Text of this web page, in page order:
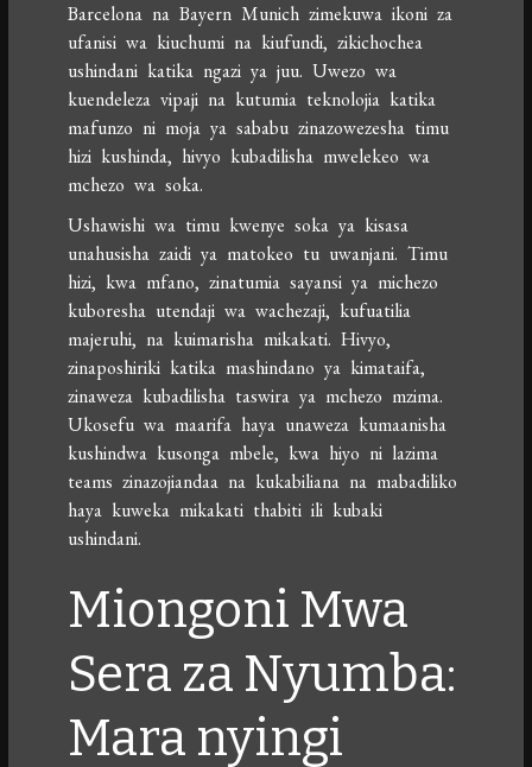
Barcelona na Bayern Munich zimekuwa ikoni za
ufanisi wa kiuchumi na kiufundi, zikichochea
ushindani katika ngazi ya juu. Uwezo wa
kuendeleza vipaji na kutumia teknolojia katika
mafunzo ni moja ya sababu zinazowezesha timu
hizi kushinda, hivyo kubadilisha mwelekeo wa
mchezo wa soka.
Ushawishi wa timu kwenye soka ya kisasa
unahusisha zaidi ya matokeo tu uwanjani. Timu
hizi, kwa mfano, zinatumia sayansi ya michezo
kuboresha utendaji wa wachezaji, kufuatilia
majeruhi, na kuimarisha mikakati. Hivyo,
zinaposhiriki katika mashindano ya kimataifa,
zinaweza kubadilisha taswira ya mchezo mzima.
Ukosefu wa maarifa haya unaweza kumaanisha
kushindwa kusonga mbele, kwa hiyo ni lazima
teams zinazojiandaa na kukabiliana na mabadiliko
haya kuweka mikakati thabiti ili kubaki
ushindani.
Miongoni Mwa
Sera za Nyumba:
Mara nyingi